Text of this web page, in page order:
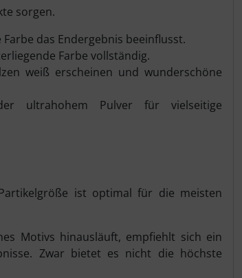
sorgen.
das Endergebnis beeinflusst.
Farbe vollständig.
weiß erscheinen und wunderschöne
ultrahohem Pulver für vielseitige
ist optimal für die meisten
Motivs hinausläuft, empfiehlt sich ein
Zwar bietet es nicht die höchste